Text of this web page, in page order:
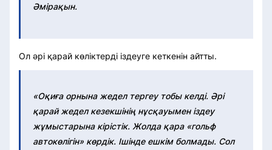
Әмірақын.
Ол әрі қарай көліктерді іздеуге кеткенін айтты.
«Оқиға орнына жедел тергеу тобы келді. Әрі
қарай жедел кезекшінің нұсқауымен іздеу
жұмыстарына кірістік. Жолда қара «гольф
автокөлігін» көрдік. Ішінде ешкім болмады. Сол